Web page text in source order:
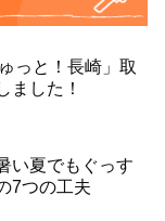
っと！長崎」取
ました！
い夏でもぐっす
7つの工夫